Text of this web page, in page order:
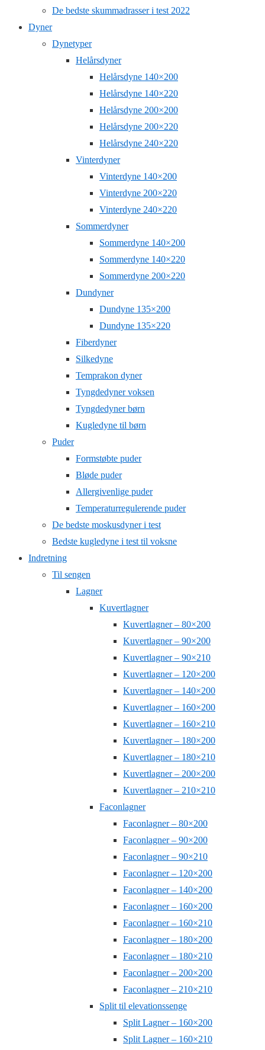
De bedste skummadrasser i test 2022
Dyner
Dynetyper
Helårsdyner
Helårsdyne 140×200
Helårsdyne 140×220
Helårsdyne 200×200
Helårsdyne 200×220
Helårsdyne 240×220
Vinterdyner
Vinterdyne 140×200
Vinterdyne 200×220
Vinterdyne 240×220
Sommerdyner
Sommerdyne 140×200
Sommerdyne 140×220
Sommerdyne 200×220
Dundyner
Dundyne 135×200
Dundyne 135×220
Fiberdyner
Silkedyne
Temprakon dyner
Tyngdedyner voksen
Tyngdedyner børn
Kugledyne til børn
Puder
Formstøbte puder
Bløde puder
Allergivenlige puder
Temperaturregulerende puder
De bedste moskusdyner i test
Bedste kugledyne i test til voksne
Indretning
Til sengen
Lagner
Kuvertlagner
Kuvertlagner – 80×200
Kuvertlagner – 90×200
Kuvertlagner – 90×210
Kuvertlagner – 120×200
Kuvertlagner – 140×200
Kuvertlagner – 160×200
Kuvertlagner – 160×210
Kuvertlagner – 180×200
Kuvertlagner – 180×210
Kuvertlagner – 200×200
Kuvertlagner – 210×210
Faconlagner
Faconlagner – 80×200
Faconlagner – 90×200
Faconlagner – 90×210
Faconlagner – 120×200
Faconlagner – 140×200
Faconlagner – 160×200
Faconlagner – 160×210
Faconlagner – 180×200
Faconlagner – 180×210
Faconlagner – 200×200
Faconlagner – 210×210
Split til elevationssenge
Split Lagner – 160×200
Split Lagner – 160×210